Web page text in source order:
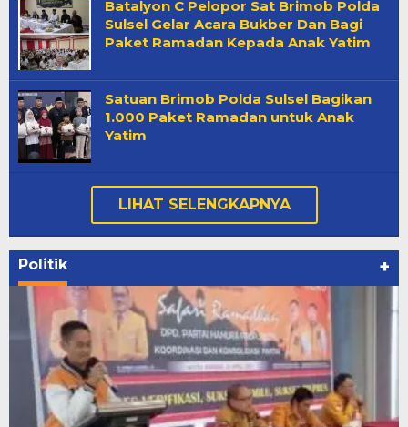
Batalyon C Pelopor Sat Brimob Polda
Sulsel Gelar Acara Bukber Dan Bagi
Paket Ramadan Kepada Anak Yatim
Satuan Brimob Polda Sulsel Bagikan
1.000 Paket Ramadan untuk Anak
Yatim
LIHAT SELENGKAPNYA
Politik +